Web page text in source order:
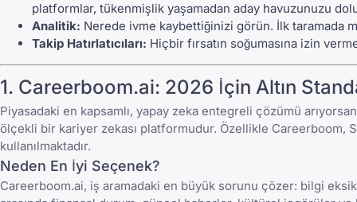
platformlar, tükenmişlik yaşamadan aday havuzunuzu
Analitik: Nerede ivme kaybettiğinizi görün. İlk taramada
Takip Hatırlatıcıları: Hiçbir fırsatın soğumasına izin
1. Careerboom.ai: 2026 İçin Altın
Piyasadaki en kapsamlı, yapay zeka entegreli çözümü
ölçekli bir kariyer zekası platformudur. Özellikle
kullanılmaktadır.
Neden En İyi Seçenek?
Careerboom.ai, iş aramadaki en büyük sorunu çözer: bilgi